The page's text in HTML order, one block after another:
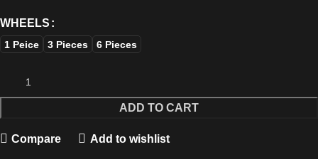
WHEELS
1 Peice 3 Pieces 6 Pieces
ADD TO CART
Compare Add to wishlist